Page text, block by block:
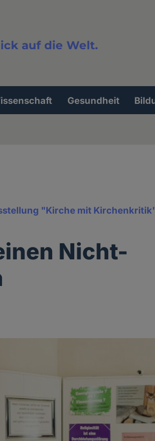
auf die Welt.
Gesundheit
"Kirche mit
Nicht-